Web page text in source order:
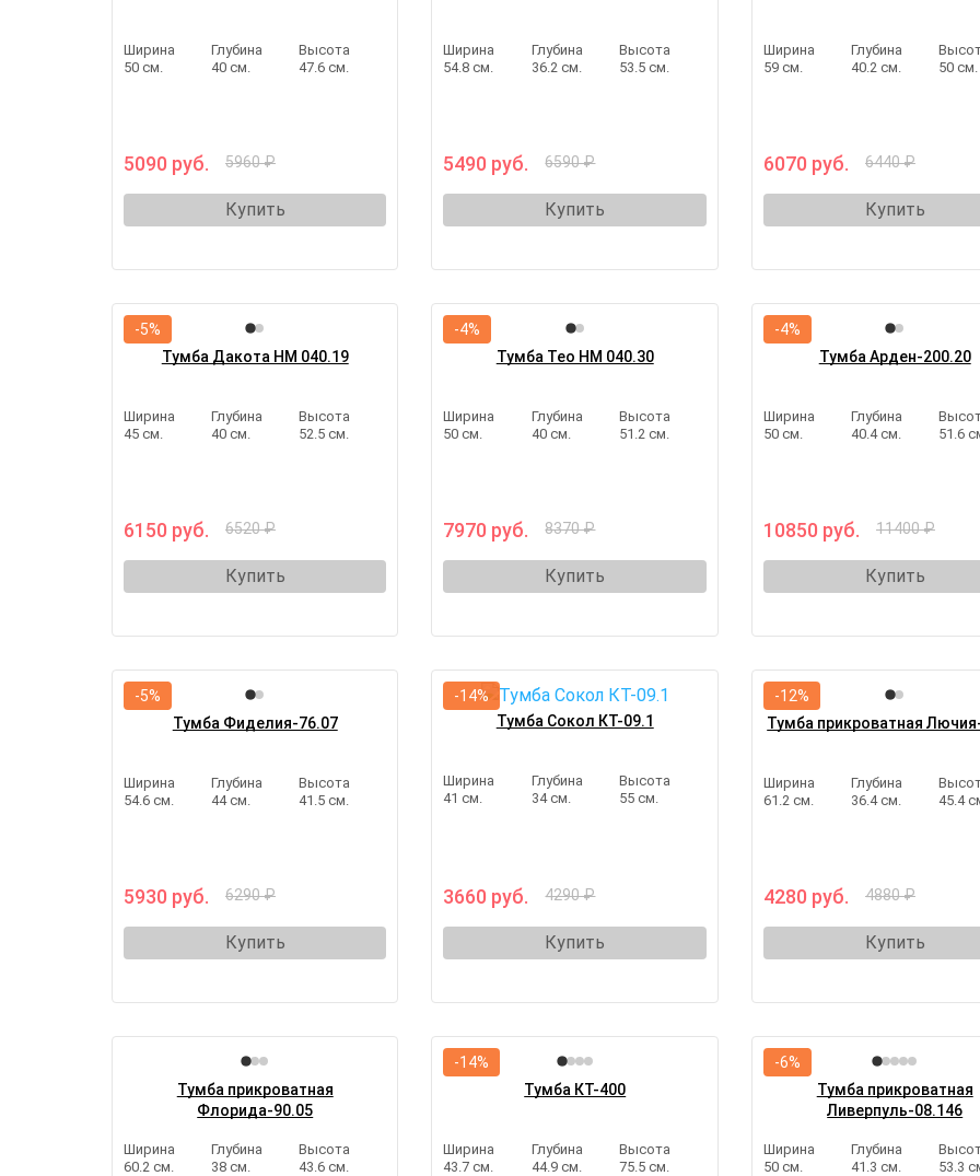
Ширина
50 см.
Глубина
40 см.
Высота
47.6 см.
5090 руб. 5960 ₽
Купить
Ширина
54.8 см.
Глубина
36.2 см.
Высота
53.5 см.
5490 руб. 6590 ₽
Купить
Ширина
59 см.
Глубина
40.2 см.
50 см.
6070 руб. 6440 ₽
Купить
Тумба Дакота НМ 040.19
Ширина
45 см.
Глубина
40 см.
Высота
52.5 см.
6150 руб. 6520 ₽
Купить
-5%
Тумба Тео НМ 040.30
Ширина
50 см.
Глубина
40 см.
Высота
51.2 см.
7970 руб. 8370 ₽
Купить
-4%
Тумба Арден-200.20
Ширина
50 см.
Глубина
40.4 см.
51.6
10850 руб. 11400 ₽
Купить
-4%
Тумба Фиделия-76.07
Ширина
54.6 см.
Глубина
44 см.
Высота
41.5 см.
5930 руб. 6290 ₽
Купить
-5%
Тумба Сокол КТ-09.1
Ширина
41 см.
Глубина
34 см.
Высота
55 см.
3660 руб. 4290 ₽
Купить
-14%
Тумба прикроватная
Ширина
61.2 см.
Глубина
36.4 см.
45.4
4280 руб. 4880 ₽
Купить
-12%
Тумба прикроватная
Флорида-90.05
Ширина
60.2 см.
Глубина
38 см.
Высота
43.6 см.
Тумба КТ-400
Ширина
43.7 см.
Глубина
44.9 см.
Высота
75.5 см.
-14%
Тумба прикроватная
Ливерпуль-08.146
Ширина
50 см.
Глубина
41.3 см.
53.3
-6%